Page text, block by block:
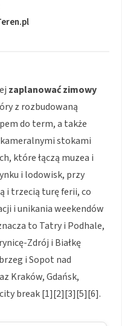
zaplanować zimowy
z rozbudowaną
do term, a także
kameralnymi stokami
które łączą muzea i
i lodowisk, przy
i trzecią turę ferii, co
i unikania weekendów
to Tatry i Podhale,
Zdrój i Białkę
i Sopot nad
Kraków, Gdańsk,
break [1][2][3][5][6].